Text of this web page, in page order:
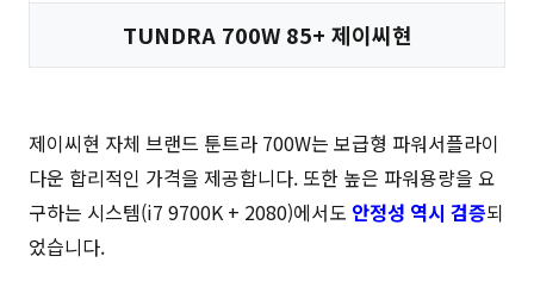
TUNDRA 700W 85+ 제이씨현
제이씨현 자체 브랜드 툰트라 700W는 보급형 파워서플라이
다운 합리적인 가격을 제공합니다. 또한 높은 파워용량을 요
구하는 시스템(i7 9700K + 2080)에서도 안정성 역시 검증되
었습니다.